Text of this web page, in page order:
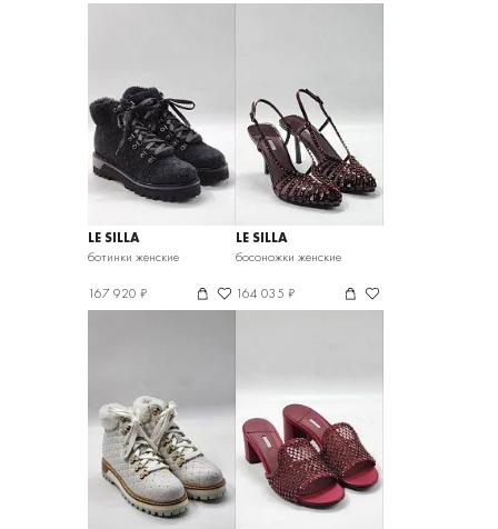
LE SILLA
ботинки женские
167 920 ₽
LE SILLA
босоножки женские
164 035 ₽